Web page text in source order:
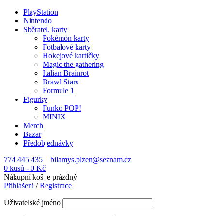
PlayStation
Nintendo
Sběratel. karty
Pokémon karty
Fotbalové karty
Hokejové kartičky
Magic the gathering
Italian Brainrot
Brawl Stars
Formule 1
Figurky
Funko POP!
MINIX
Merch
Bazar
Předobjednávky
774 445 435
bilamys.plzen@seznam.cz
0 kusů - 0 Kč
Nákupní koš je prázdný
Přihlášení/Registrace
Uživatelské jméno